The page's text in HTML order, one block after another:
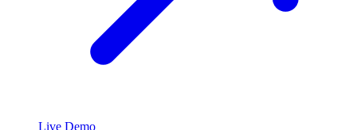
Live Demo